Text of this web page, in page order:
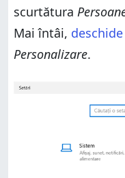
scurtătura
Mai întâi,
Personalizare.